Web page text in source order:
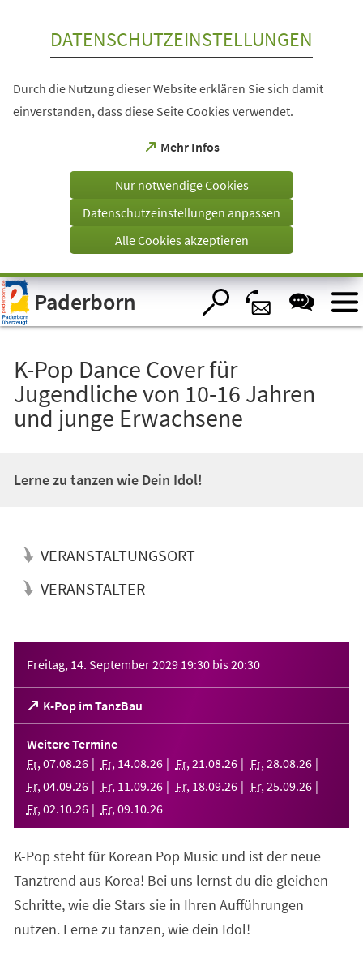
Visuelle
Assistenzsoftware
öffnen.
DATENSCHUTZEINSTELLUNGEN
Durch die Nutzung dieser Website erklären Sie sich damit
einverstanden, dass diese Seite Cookies verwendet.
Mehr Infos
(Öffnet
einem
Tab)
Nur notwendige Cookies
Datenschutzeinstellungen anpassen
Alle Cookies akzeptieren
Paderborn
K-Pop Dance Cover für
Jugendliche von 10-16 Jahren
und junge Erwachsene
Lerne zu tanzen wie Dein Idol!
VERANSTALTUNGSORT
VERANSTALTER
Freitag, 14. September 2029 19:30 bis20:30
K-Pop im TanzBau
(Öffnet
in
einem
neuen
Tab)
Weitere Termine
Fr, 07.08.26 Fr, 14.08.26 Fr, 21 .08.26 Fr, 28.08.26
Fr, 04.09.26 Fr, 11 .09.26 Fr, 18.09.26 Fr, 25.09.26
Fr, 02.10.26 Fr, 09.10.26
K-Pop steht für Korean Pop Music und ist der neue
Tanztrend aus Korea! Bei uns lernst du die gleichen
Schritte, wie die Stars sie in Ihren Aufführungen
nutzen. Lerne zu tanzen, wie dein Idol!